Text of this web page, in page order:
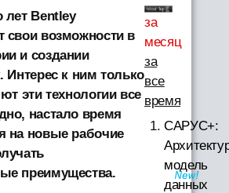
лет Bentley
свои возможности в
и создании
Интерес к ним только
эти технологии все
настало время
на новые рабочие
преимущества.
за
месяц
за
все
время
САРУС+:
модель
данных